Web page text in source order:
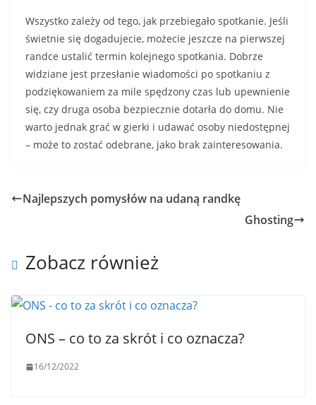
Wszystko zależy od tego, jak przebiegało spotkanie. Jeśli
świetnie się dogadujecie, możecie jeszcze na pierwszej
randce ustalić termin kolejnego spotkania. Dobrze
widziane jest przesłanie wiadomości po spotkaniu z
podziękowaniem za mile spędzony czas lub upewnienie
się, czy druga osoba bezpiecznie dotarła do domu. Nie
warto jednak grać w gierki i udawać osoby niedostępnej
– może to zostać odebrane, jako brak zainteresowania.
Najlepszych pomysłów na udaną randkę
Ghosting
Zobacz również
ONS – co to za skrót i co oznacza?
16/12/2022